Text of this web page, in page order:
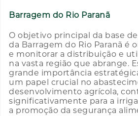
Barragem do Rio Paranã
O objetivo principal da base
da Barragem do Rio Paranã é
e monitorar a distribuição e
na vasta região que abrange.
grande importância
um papel crucial no
desenvolvimento agrícola,
significativamente para a
a promoção da segurança